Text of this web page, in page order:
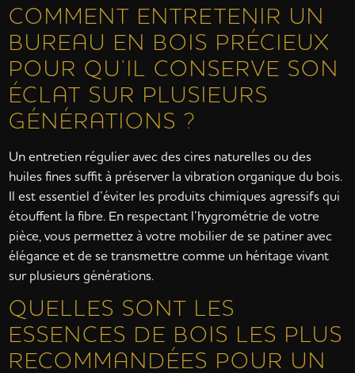
COMMENT ENTRETENIR UN
BUREAU EN BOIS PRÉCIEUX
POUR QU’IL CONSERVE SON
ÉCLAT SUR PLUSIEURS
GÉNÉRATIONS ?
Un entretien régulier avec des cires naturelles ou des
huiles fines suffit à préserver la vibration organique du bois.
Il est essentiel d’éviter les produits chimiques agressifs qui
étouffent la fibre. En respectant l’hygrométrie de votre
pièce, vous permettez à votre mobilier de se patiner avec
élégance et de se transmettre comme un héritage vivant
sur plusieurs générations.
QUELLES SONT LES
ESSENCES DE BOIS LES PLUS
RECOMMANDÉES POUR UN